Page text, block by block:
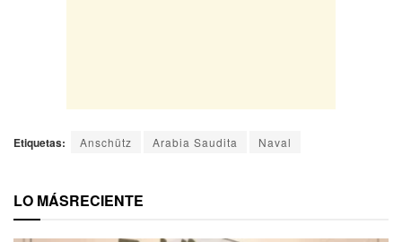
Etiquetas: Anschütz Arabia Saudita Naval
LO MÁSRECIENTE